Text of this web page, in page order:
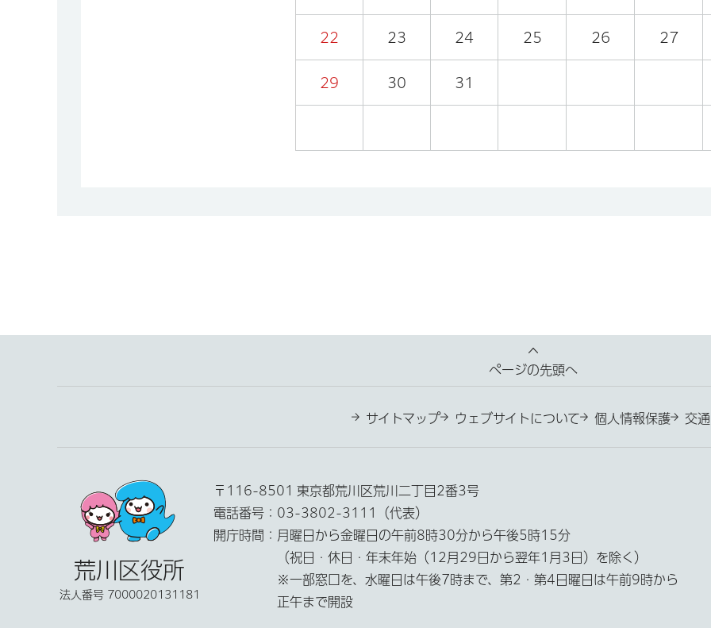
22 23 24 25 26 27
29 30 31
ページの先頭へ
サイトマップ ウェブサイトについて 個人情報保護 交
荒川区役所
法人番号 7000020131181
〒116-8501 東京都荒川区荒川二丁目2番3号
電話番号： 03-3802-3111（代表）
開庁時間： 月曜日から金曜日の午前8時30分から午後5時15分
（祝日・休日・年末年始（12月29日から翌年1月3日）を除く）
※一部窓口を、水曜日は午後7時まで、第2・第4日曜日は午前9時から
正午まで開設